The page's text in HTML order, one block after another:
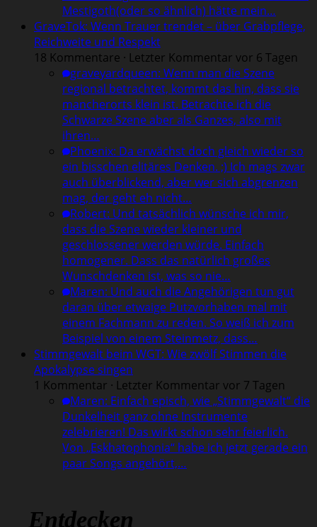
Mestigoth(oder so ähnlich) hätte mein…
GraveTok: Wenn Trauer trendet – über Grabpflege,
Reichweite und Respekt
18 Kommentare · Letzter Kommentar vor 6 Tagen
graveyardqueen: Wenn man die Szene
regional betrachtet, kommt das hin, dass sie
mancherorts klein ist. Betrachte ich die
Schwarze Szene aber als Ganzes, also mit
ihren…
Phoenix: Da erwächst doch gleich wieder so
ein bisschen elitäres Denken. ;) Ich mags zwar
auch überblickend, aber wer sich abgrenzen
mag, der geht eh nicht…
Robert: Und tatsächlich wünsche ich mir,
dass die Szene wieder kleiner und
geschlossener werden würde. Einfach
homogener. Dass das natürlich großes
Wunschdenken ist, was so nie…
Maren: Und auch die Angehörigen tun gut
daran über etwaige Putzvorhaben mal mit
einem Fachmann zu reden. So weiß ich zum
Beispiel von einem Steinmetz, dass…
Stimmgewalt beim WGT: Wie zwölf Stimmen die
Apokalypse singen
1 Kommentar · Letzter Kommentar vor 7 Tagen
Maren: Einfach episch, wie „Stimmgewalt“ die
Dunkelheit ganz ohne Instrumente
zelebrieren! Das wirkt schon sehr feierlich.
Von „Eskhatophonia“ habe ich jetzt gerade ein
paar Songs angehört,…
Entdecken